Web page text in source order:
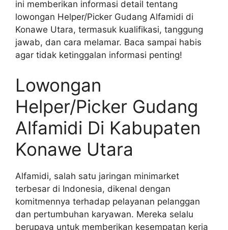
ini memberikan informasi detail tentang
lowongan Helper/Picker Gudang Alfamidi di
Konawe Utara, termasuk kualifikasi, tanggung
jawab, dan cara melamar. Baca sampai habis
agar tidak ketinggalan informasi penting!
Lowongan
Helper/Picker Gudang
Alfamidi Di Kabupaten
Konawe Utara
Alfamidi, salah satu jaringan minimarket
terbesar di Indonesia, dikenal dengan
komitmennya terhadap pelayanan pelanggan
dan pertumbuhan karyawan. Mereka selalu
berupaya untuk memberikan kesempatan kerja